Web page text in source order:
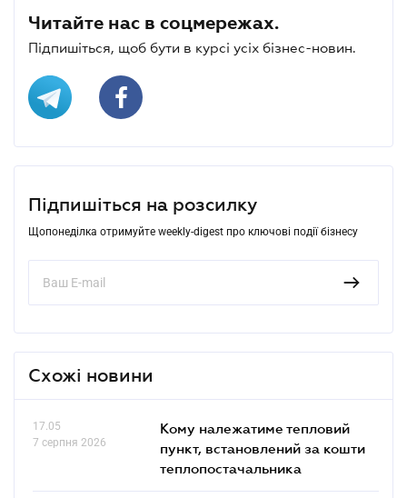
Читайте нас в соцмережах.
Підпишіться, щоб бути в курсі усіх бізнес-новин.
Підпишіться на розсилку
Щопонеділка отримуйте weekly-digest про ключові події бізнесу
Схожі новини
17.05
7 серпня 2026
Кому належатиме тепловий
пункт, встановлений за кошти
теплопостачальника